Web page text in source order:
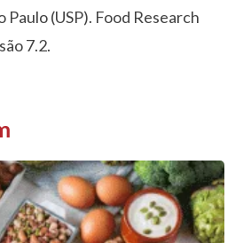
Paulo (USP). Food Research
7.2.